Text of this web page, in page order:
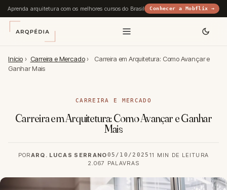
Aprenda arquitetura com os melhores cursos do Brasil Conhecer a Mobflix →
Início › Carreira e Mercado ›
Carreira em Arquitetura: Como Avançar e
Ganhar Mais
CARREIRA E MERCADO
Carreira em Arquitetura: Como Avançar e Ganhar
Mais
PORARQ. LUCAS SERRANO05/10/2025 11 MIN DE LEITURA
2.067 PALAVRAS